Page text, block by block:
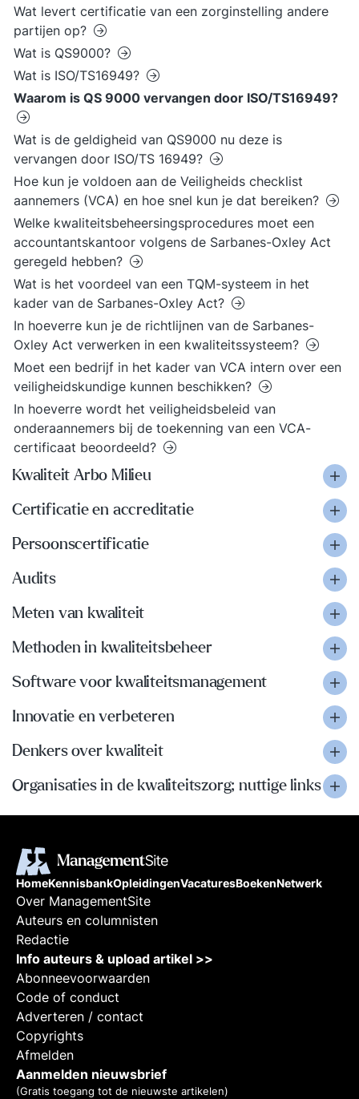
Wat levert certificatie van een zorginstelling andere
partijen op?
Wat is QS9000?
Wat is ISO/TS16949?
Waarom is QS 9000 vervangen door ISO/TS16949?
Wat is de geldigheid van QS9000 nu deze is
vervangen door ISO/TS 16949?
Hoe kun je voldoen aan de Veiligheids checklist
aannemers (VCA) en hoe snel kun je dat bereiken?
Welke kwaliteitsbeheersingsprocedures moet een
accountantskantoor volgens de Sarbanes-Oxley Act
geregeld hebben?
Wat is het voordeel van een TQM-systeem in het
kader van de Sarbanes-Oxley Act?
In hoeverre kun je de richtlijnen van de Sarbanes-
Oxley Act verwerken in een kwaliteitssysteem?
Moet een bedrijf in het kader van VCA intern over een
veiligheidskundige kunnen beschikken?
In hoeverre wordt het veiligheidsbeleid van
onderaannemers bij de toekenning van een VCA-
certificaat beoordeeld?
Kwaliteit Arbo Milieu
Certificatie en accreditatie
Persoonscertificatie
Audits
Meten van kwaliteit
Methoden in kwaliteitsbeheer
Software voor kwaliteitsmanagement
Innovatie en verbeteren
Denkers over kwaliteit
Organisaties in de kwaliteitszorg; nuttige links
HomeKennisbankOpleidingenVacaturesBoekenNetwerk
Over ManagementSite
Auteurs en columnisten
Redactie
Info auteurs & upload artikel >>
Abonneevoorwaarden
Code of conduct
Adverteren / contact
Copyrights
Afmelden
Aanmelden nieuwsbrief
(Gratis toegang tot de nieuwste artikelen)